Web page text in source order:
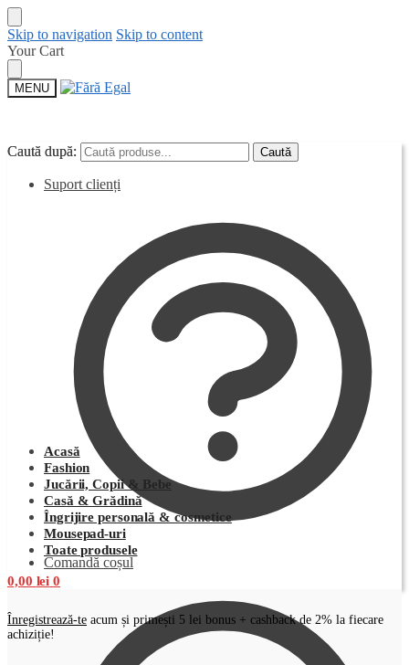
Skip to navigation Skip to content
Your Cart
MENU
Caută după: Caută
Suport clienți
Comandă coșul
Caută după: Caută
Acasă
Fashion
Jucării, Copii & Bebe
Casă & Grădină
Îngrijire personală & cosmetice
Mousepad-uri
Toate produsele
0,00 lei 0
Înregistrează-te acum și primești 5 lei bonus + cashback de 2% la fiecare
achiziție!